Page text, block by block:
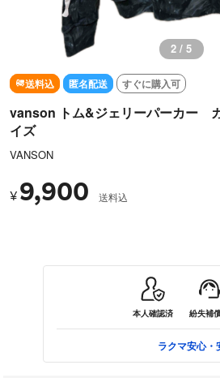
3 / 5
送料込 匿名配送 すぐに購入可
vanson トム&ジェリーパーカー
イズ
VANSON
¥ 9,900 送料込
本人確認済 紛失補
ラクマ安心・